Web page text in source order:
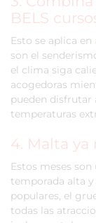
BELS
Esto se aplica en
son el
el clima siga
acogedoras
pueden disfrutar
temperaturas
4. Malta
Estos meses
temporada alta
populares, el
todas las